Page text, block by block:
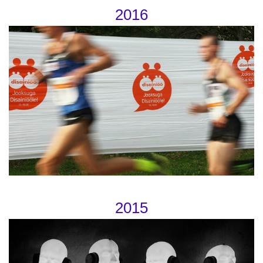
2016
2015